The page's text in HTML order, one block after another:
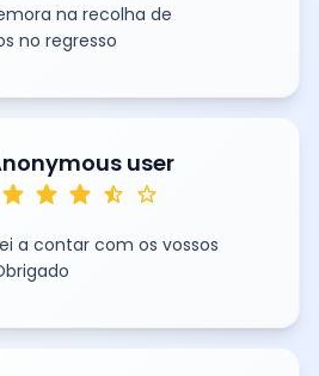
na recolha de
no regresso
user
star star star star_half star
a contar com os vossos